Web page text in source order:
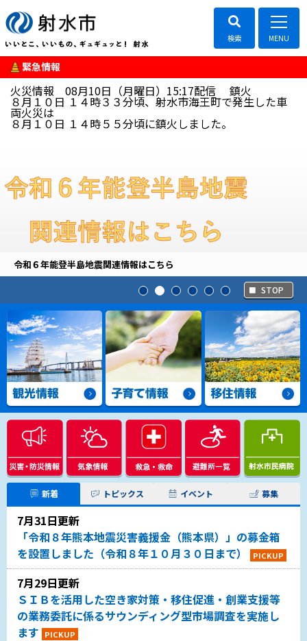
緊急情報
火災情報 08月10日（月曜日）15:17配信 鎮火
８月１０日 １４時３３分頃、射水市海王町で発生した車
両火災は
８月１０日 １４時５５分頃に鎮火しました。
令和６年能登半島地震関連情報はこちら
STOP
新着 トピックス イベント 募集
7月31日更新
「令和８年熊本地震災害義援金（熊本県）」の募金箱
を設置しました（令和８年１０月３０日まで）
PICKUP
7月29日更新
ＳＩＢを活用した空き家対策・移住促進・創業支援等
の業務委託に係るサウンディング型市場調査を実施し
ます
PICKUP